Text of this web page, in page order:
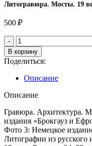
Литогравюра. Мосты. 19
500 ₽
В корзину
Поделиться:
Описание
Описание
Гравюра. Архитектура.
издания «Брокгауз и
Фото 3: Немецкое
Литографии из русского